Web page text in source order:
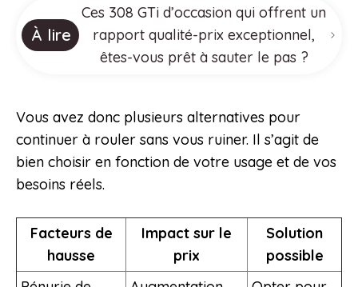
À lire
Ces 308 GTi d’occasion qui offrent un
rapport qualité-prix exceptionnel,
êtes-vous prêt à sauter le pas ?
Vous avez donc plusieurs alternatives pour
continuer à rouler sans vous ruiner. Il s’agit de
bien choisir en fonction de votre usage et de vos
besoins réels.
Facteurs de
hausse
Impact sur le
prix
Solution
possible